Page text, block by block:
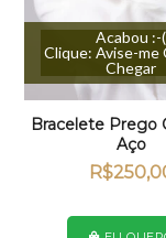
Acabou :-(
Clique: Avise-me
Chegar
Bracelete Prego
Aço
R$